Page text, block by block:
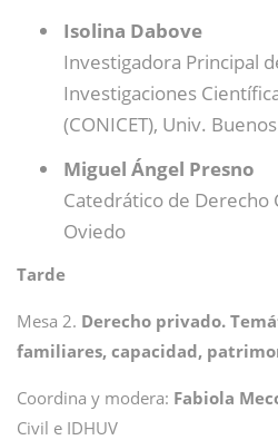
Isolina Dabove
Investigadora Principal
Investigaciones
(CONICET), Univ.
Miguel Ángel Presno
Catedrático de Derecho
Oviedo
Tarde
Mesa 2. Derecho privado.
familiares, capacidad,
Coordina y modera: Fabiola
Civil e IDHUV